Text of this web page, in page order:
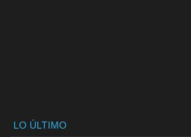
LO ÚLTIMO